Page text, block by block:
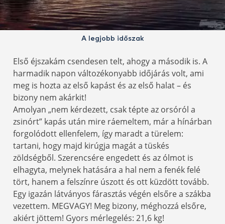
A legjobb időszak
Első éjszakám csendesen telt, ahogy a második is. A
harmadik napon változékonyabb időjárás volt, ami
meg is hozta az első kapást és az első halat – és
bizony nem akárkit!
Amolyan „nem kérdezett, csak tépte az orsóról a
zsinórt” kapás után mire ráemeltem, már a hínárban
forgolódott ellenfelem, így maradt a türelem:
tartani, hogy majd kirúgja magát a tüskés
zöldségből. Szerencsére engedett és az ólmot is
elhagyta, melynek hatására a hal nem a fenék felé
tört, hanem a felszínre úszott és ott küzdött tovább.
Egy igazán látványos fárasztás végén elsőre a szákba
vezettem. MEGVAGY! Meg bizony, méghozzá elsőre,
akiért jöttem! Gyors mérlegelés: 21,6 kg!